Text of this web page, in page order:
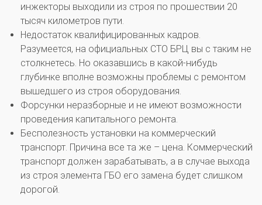
инжекторы выходили из строя по прошествии 20
тысяч километров пути.
Недостаток квалифицированных кадров.
Разумеется, на официальных СТО БРЦ вы с таким не
столкнетесь. Но оказавшись в какой-нибудь
глубинке вполне возможны проблемы с ремонтом
вышедшего из строя оборудования.
Форсунки неразборные и не имеют возможности
проведения капитального ремонта.
Бесполезность установки на коммерческий
транспорт. Причина все та же – цена. Коммерческий
транспорт должен зарабатывать, а в случае выхода
из строя элемента ГБО его замена будет слишком
дорогой.